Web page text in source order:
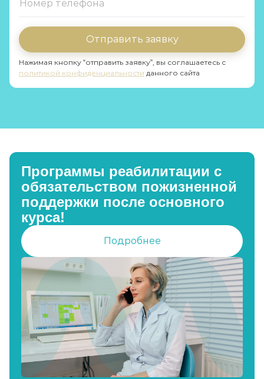
Отправить заявку
Нажимая кнопку “отправить заявку”, вы соглашаетесь с
политикой конфиденциальности данного сайта
Программы реабилитации с
обязательством пожизненной
поддержки после основного
курса!
Подробнее